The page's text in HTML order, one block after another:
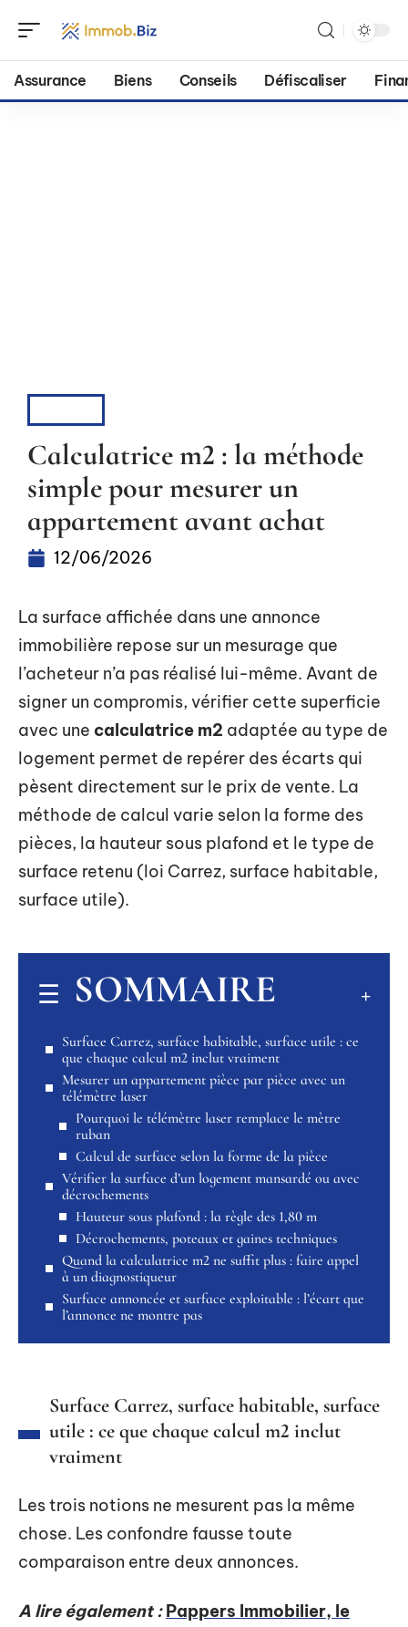
Assurance Biens Conseils Défiscaliser
Calculatrice m2 : la méthode
simple pour mesurer un
appartement avant achat
12/06/2026
La surface affichée dans une annonce
immobilière repose sur un mesurage que
l’acheteur n’a pas réalisé lui-même. Avant de
signer un compromis, vérifier cette superficie
avec une calculatrice m2 adaptée au type de
logement permet de repérer des écarts qui
pèsent directement sur le prix de vente. La
méthode de calcul varie selon la forme des
pièces, la hauteur sous plafond et le type de
surface retenu (loi Carrez, surface habitable,
surface utile).
SOMMAIRE
Surface Carrez, surface habitable, surface utile : ce
que chaque calcul m2 inclut vraiment
Mesurer un appartement pièce par pièce avec un
télémètre laser
Pourquoi le télémètre laser remplace le mètre
ruban
Calcul de surface selon la forme de la pièce
Vérifier la surface d’un logement mansardé ou avec
décrochements
Hauteur sous plafond : la règle des 1,80 m
Décrochements, poteaux et gaines techniques
Quand la calculatrice m2 ne suffit plus : faire appel
à un diagnostiqueur
Surface annoncée et surface exploitable : l’écart que
l’annonce ne montre pas
Surface Carrez, surface habitable, surface
utile : ce que chaque calcul m2 inclut
vraiment
Les trois notions ne mesurent pas la même
chose. Les confondre fausse toute
comparaison entre deux annonces.
A lire également : Pappers Immobilier, le